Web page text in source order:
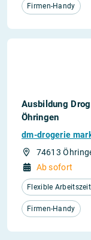
Firmen-Handy
Ausbildung
Öhringen
dm-drogerie
74613
Ab sofort
Flexible
Firmen-Handy